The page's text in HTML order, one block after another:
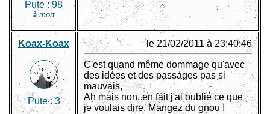
Pute : 98
à mort
Koax-Koax
Pute :3
le 21/02/2011 à 23:40:46
C'est quand même dommage qu'avec
des idées et des passages pas si
mauvais,
Ah mais non, en fait j'ai oublié ce que
je voulais dire. Mangez du gnou !